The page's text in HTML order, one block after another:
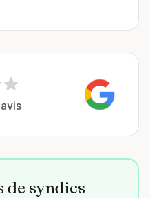
de syndics